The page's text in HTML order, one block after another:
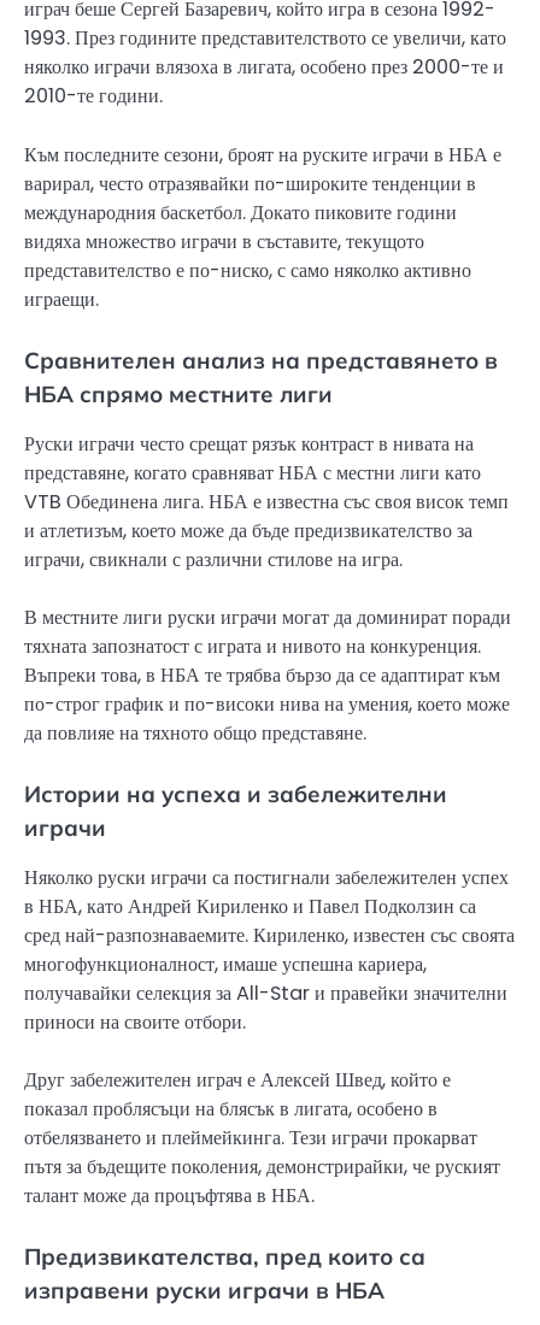
играч беше Сергей Базаревич, който игра в сезона 1992-
1993. През годините представителството се увеличи, като
няколко играчи влязоха в лигата, особено през 2000-те и
2010-те години.
Към последните сезони, броят на руските играчи в НБА е
варирал, често отразявайки по-широките тенденции в
международния баскетбол. Докато пиковите години
видяха множество играчи в съставите, текущото
представителство е по-ниско, с само няколко активно
играещи.
Сравнителен анализ на представянето в
НБА спрямо местните лиги
Руски играчи често срещат рязък контраст в нивата на
представяне, когато сравняват НБА с местни лиги като
VTB Обединена лига. НБА е известна със своя висок темп
и атлетизъм, което може да бъде предизвикателство за
играчи, свикнали с различни стилове на игра.
В местните лиги руски играчи могат да доминират поради
тяхната запознатост с играта и нивото на конкуренция.
Въпреки това, в НБА те трябва бързо да се адаптират към
по-строг график и по-високи нива на умения, което може
да повлияе на тяхното общо представяне.
Истории на успеха и забележителни
играчи
Няколко руски играчи са постигнали забележителен успех
в НБА, като Андрей Кириленко и Павел Подколзин са
сред най-разпознаваемите. Кириленко, известен със своята
многофункционалност, имаше успешна кариера,
получавайки селекция за All-Star и правейки значителни
приноси на своите отбори.
Друг забележителен играч е Алексей Швед, който е
показал проблясъци на блясък в лигата, особено в
отбелязването и плеймейкинга. Тези играчи прокарват
пътя за бъдещите поколения, демонстрирайки, че руският
талант може да процъфтява в НБА.
Предизвикателства, пред които са
изправени руски играчи в НБА